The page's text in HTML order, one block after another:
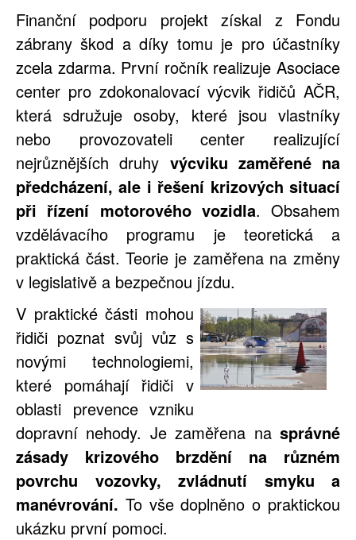
Finanční podporu projekt získal z Fondu
zábrany škod a díky tomu je pro účastníky
zcela zdarma. První ročník realizuje Asociace
center pro zdokonalovací výcvik řidičů AČR,
která sdružuje osoby, které jsou vlastníky
nebo provozovateli center realizující
nejrůznějších druhy výcviku zaměřené na
předcházení, ale i řešení krizových situací
při řízení motorového vozidla. Obsahem
vzdělávacího programu je teoretická a
praktická část. Teorie je zaměřena na změny
v legislativě a bezpečnou jízdu.
V praktické části mohou
řidiči poznat svůj vůz s
novými technologiemi,
které pomáhají řidiči v
oblasti prevence vzniku
dopravní nehody. Je zaměřena na správné
zásady krizového brzdění na různém
povrchu vozovky, zvládnutí smyku a
manévrování. To vše doplněno o praktickou
ukázku první pomoci.